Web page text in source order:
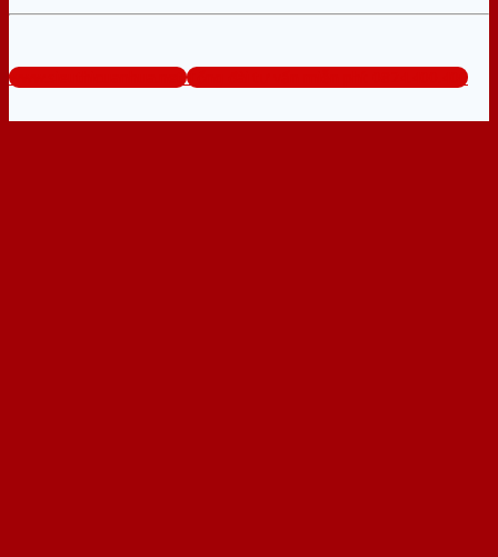
www.sieuthicuanhua.net Tổng đài tư vấn miễn phí: 0824.400.400